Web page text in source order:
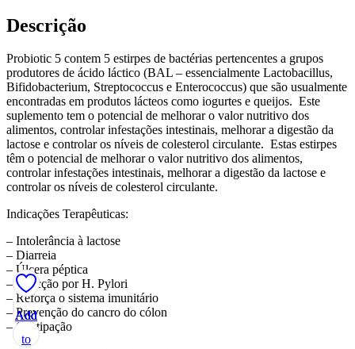
Descrição
Probiotic 5 contem 5 estirpes de bactérias pertencentes a grupos
produtores de ácido láctico (BAL – essencialmente Lactobacillus,
Bifidobacterium, Streptococcus e Enterococcus) que são usualmente
encontradas em produtos lácteos como iogurtes e queijos. Este
suplemento tem o potencial de melhorar o valor nutritivo dos
alimentos, controlar infestações intestinais, melhorar a digestão da
lactose e controlar os níveis de colesterol circulante. Estas estirpes
têm o potencial de melhorar o valor nutritivo dos alimentos,
controlar infestações intestinais, melhorar a digestão da lactose e
controlar os níveis de colesterol circulante.
Indicações Terapêuticas:
– Intolerância à lactose
– Diarreia
– Úlcera péptica
– Infecção por H. Pylori
– Reforça o sistema imunitário
– Prevenção do cancro do cólon
– Obstipação
Add
to
Add
to
Add
to
Add
to
Add
to